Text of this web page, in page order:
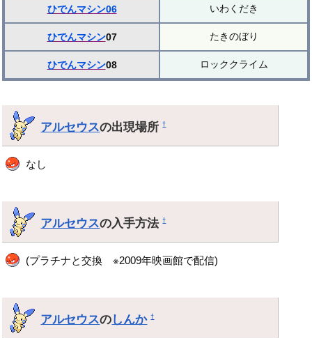
ひでんマシン06 いわくだき
ひでんマシン07 たきのぼり
ひでんマシン08 ロッククライム
アルセウスの出現場所†
なし
アルセウスの入手方法†
(プラチナと交換 ※2009年映画館で配信)
アルセウスのしんか †